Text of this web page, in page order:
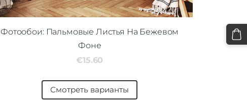
Фотообои: Пальмовые Листья На Бежевом
Фоне
€15.60
Смотреть варианты